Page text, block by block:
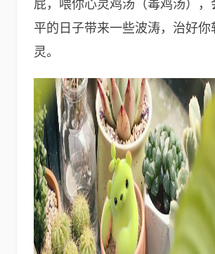
屁，喂你心灵鸡汤（毒鸡汤），
平的日子带来一些波涛，治好你
灵。